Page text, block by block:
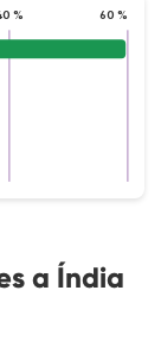
% 60 %
a Índia